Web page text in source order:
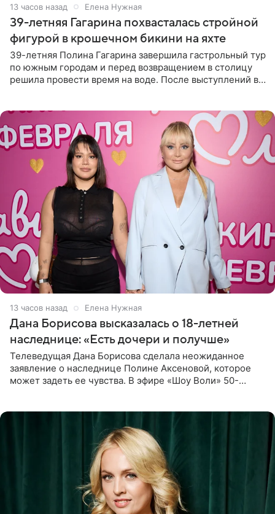
13 часов назад Елена Нужная
39-летняя Гагарина похвасталась стройной
фигурой в крошечном бикини на яхте
39-летняя Полина Гагарина завершила гастрольный тур
по южным городам и перед возвращением в столицу
решила провести время на воде. После выступлений в
13 часов назад Елена Нужная
Дана Борисова высказалась о 18-летней
наследнице: «Есть дочери и получше»
Телеведущая Дана Борисова сделала неожиданное
заявление о наследнице Полине Аксеновой, которое
может задеть ее чувства. В эфире «Шоу Воли» 50-